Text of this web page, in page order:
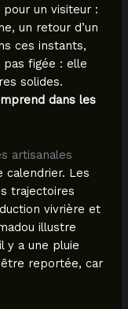
un visiteur :
un retour d’un
ces instants,
pas figée : elle
solides.
dans les
artisanales
calendrier. Les
trajectoires
vivrière et
illustre
y a une pluie
reportée, car